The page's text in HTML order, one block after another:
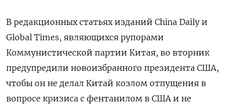
В редакционных статьях изданий China Daily и
Global Times, являющихся рупорами
Коммунистической партии Китая, во вторник
предупредили новоизбранного президента США,
чтобы он не делал Китай козлом отпущения в
вопросе кризиса с фентанилом в США и не